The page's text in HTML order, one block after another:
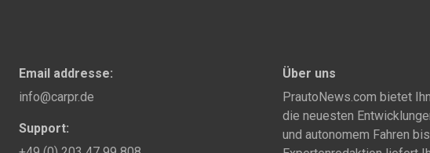
Email addresse:
info@carpr.de
Support:
Über uns
PrautoNews.com bietet
die neuesten
und autonomem Fahren